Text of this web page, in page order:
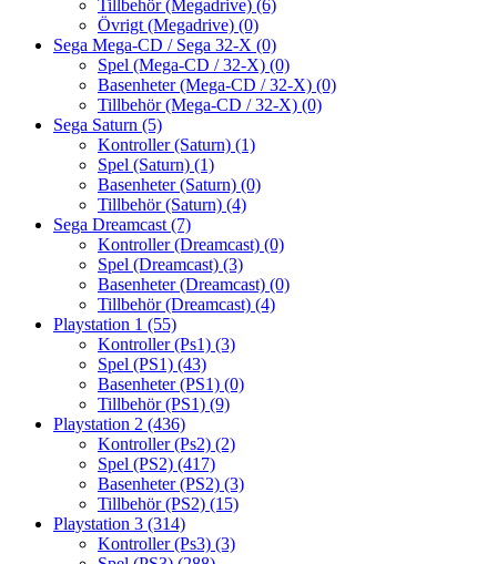
Tillbehör (Megadrive) (6)
Övrigt (Megadrive) (0)
Sega Mega-CD / Sega 32-X (0)
Spel (Mega-CD / 32-X) (0)
Basenheter (Mega-CD / 32-X) (0)
Tillbehör (Mega-CD / 32-X) (0)
Sega Saturn (5)
Kontroller (Saturn) (1)
Spel (Saturn) (1)
Basenheter (Saturn) (0)
Tillbehör (Saturn) (4)
Sega Dreamcast (7)
Kontroller (Dreamcast) (0)
Spel (Dreamcast) (3)
Basenheter (Dreamcast) (0)
Tillbehör (Dreamcast) (4)
Playstation 1 (55)
Kontroller (Ps1) (3)
Spel (PS1) (43)
Basenheter (PS1) (0)
Tillbehör (PS1) (9)
Playstation 2 (436)
Kontroller (Ps2) (2)
Spel (PS2) (417)
Basenheter (PS2) (3)
Tillbehör (PS2) (15)
Playstation 3 (314)
Kontroller (Ps3) (3)